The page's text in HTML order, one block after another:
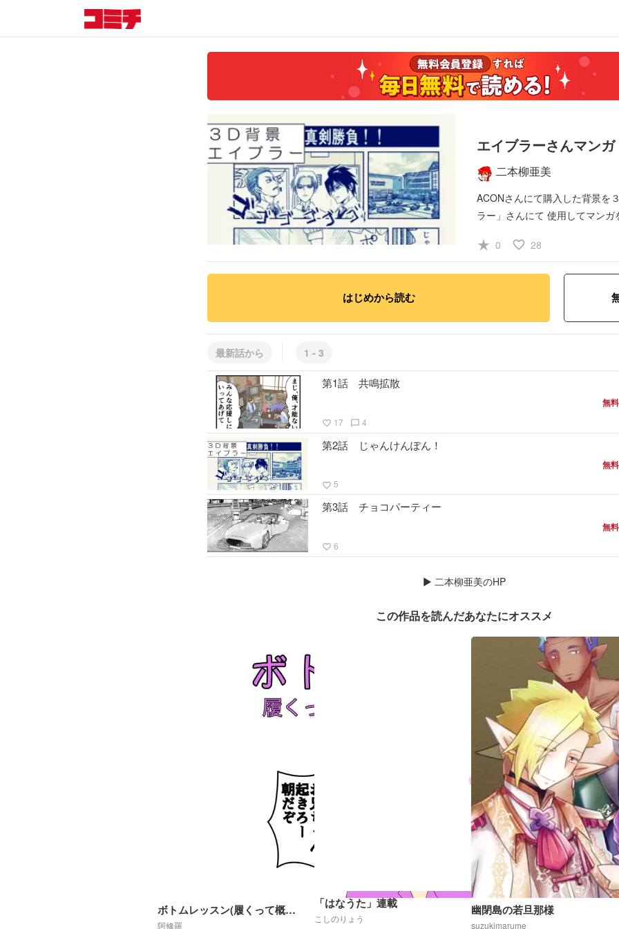
エイブラーさんマンガ
二本柳亜美
ACONさんにて購入した背景を
ラー」さんにて 使用してマンガ
star_rate 0 favorite_border 28
はじめから読む
最新話から 1 - 3
第1話 共鳴拡散
favorite_border 17 chat_bubble_outline 4
無料
第2話 じゃんけんぽん！
favorite_border 5
無料
第3話 チョコパーティー
favorite_border 6
無料
▶ 二本柳亜美のHP
この作品を読んだあなたにオススメ
ボトムレッスン(履くって概念が崩壊した世界)R18
阿修羅
「はなうた」連載
こしのりょう
幽閉島の若旦那様
suzukimarume